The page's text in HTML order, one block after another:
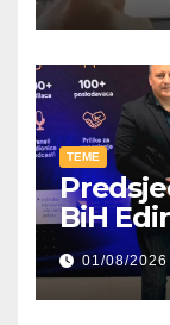
TEME
BiH
01/08/